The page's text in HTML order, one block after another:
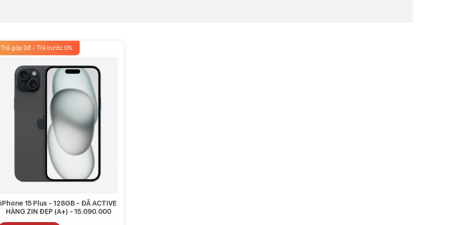
Trả góp 0đ - Trả trước 0%
iPhone 15 Plus - 128GB - ĐÃ ACTIVE
HÀNG ZIN ĐẸP (A+) - 15.090.000